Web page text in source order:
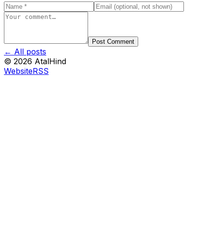
Post Comment
← All posts
© 2026 AtalHind
WebsiteRSS